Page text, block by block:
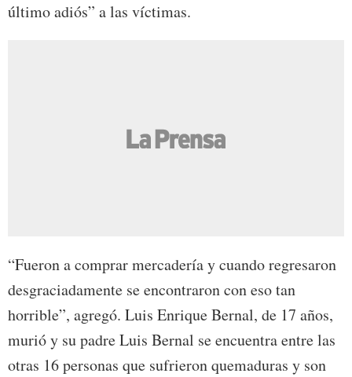
último adiós” a las víctimas.
“Fueron a comprar mercadería y cuando regresaron
desgraciadamente se encontraron con eso tan
horrible”, agregó. Luis Enrique Bernal, de 17 años,
murió y su padre Luis Bernal se encuentra entre las
otras 16 personas que sufrieron quemaduras y son